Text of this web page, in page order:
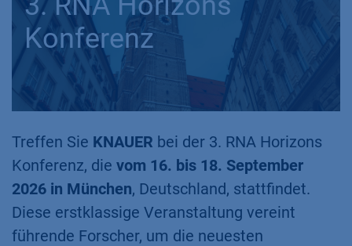
Konferenz
Treffen Sie KNAUER bei der 3. RNA Horizons
Konferenz, die vom 16. bis 18. September
2026 in München, Deutschland, stattfindet.
Diese erstklassige Veranstaltung vereint
führende Forscher, um die neuesten